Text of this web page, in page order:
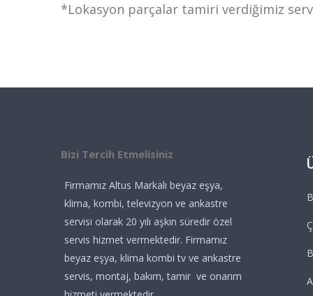
*Lokasyon parçalar tamiri verdiğimiz
Bizi Tercih Etmelisiniz
Firmamız Altus Markalı beyaz eşya,
klima, kombi, televizyon ve ankastre
servisi olarak 20 yılı aşkın süredir özel
servis hizmet vermektedir. Firmamız
beyaz eşya, klima kombi tv ve ankastre
servis, montaj, bakım, tamir ve onarım